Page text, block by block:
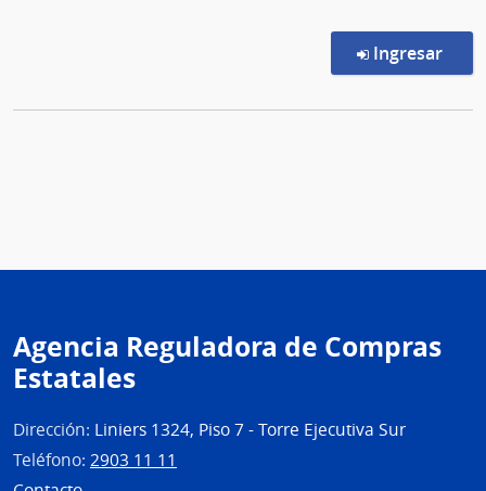
Ingresar
Agencia Reguladora de Compras
Estatales
Dirección: Liniers 1324, Piso 7 - Torre Ejecutiva Sur
Teléfono: 2903 11 11